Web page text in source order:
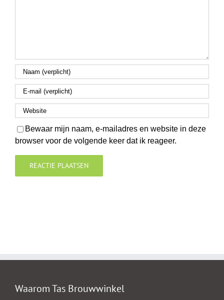
Bewaar mijn naam, e-mailadres en website in deze
browser voor de volgende keer dat ik reageer.
Waarom Tas Brouwwinkel